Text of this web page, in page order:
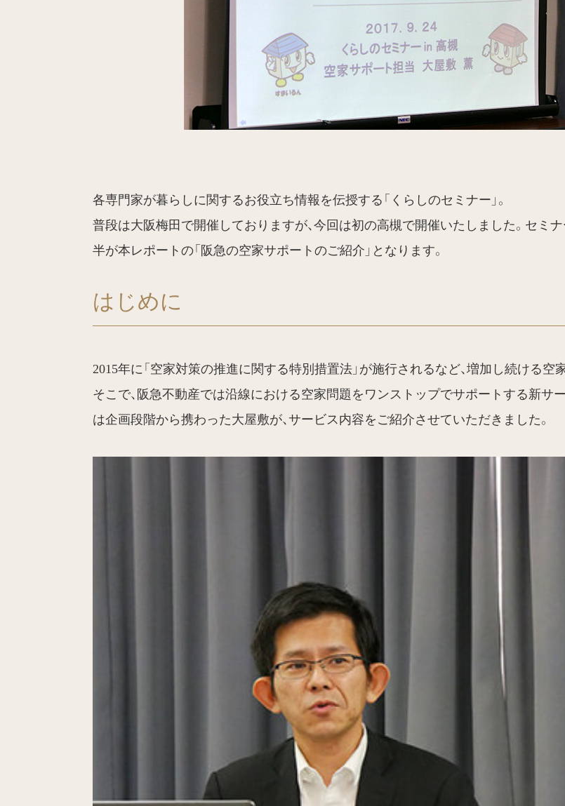
各専門家が暮らしに関するお役立ち情報を伝授する「くらしのセミナー」。
普段は大阪梅田で開催しておりますが、今回は初の高槻で開催いたしました。セミナ
半が本レポートの「阪急の空家サポートのご紹介」となります。
はじめに
2015年に「空家対策の推進に関する特別措置法」が施行されるなど、増加し続ける空
そこで、阪急不動産では沿線における空家問題をワンストップでサポートする新サ
は企画段階から携わった大屋敷が、サービス内容をご紹介させていただきました。